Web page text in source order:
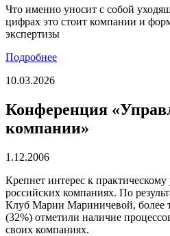
Что именно уносит с собой
цифрах это стоит компании и
экспертизы
Подробнее
10.03.2026
Конференция
компании»
1.12.2006
Крепнет интерес к
российских компаниях. По
Клуб Марии Мариничевой, более
(32%) отметили наличие
своих компаниях.